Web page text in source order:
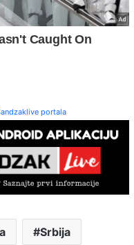
portala
Srbija